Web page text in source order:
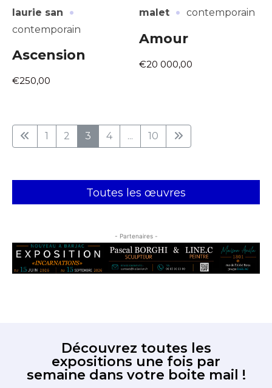
laurie san ·
contemporain
Ascension
€250,00
malet · contemporain
Amour
€20 000,00
1 2 3 4 ... 10
Toutes les œuvres
- Partenaires -
Découvrez toutes les
expositions une fois par
semaine dans votre boite mail !